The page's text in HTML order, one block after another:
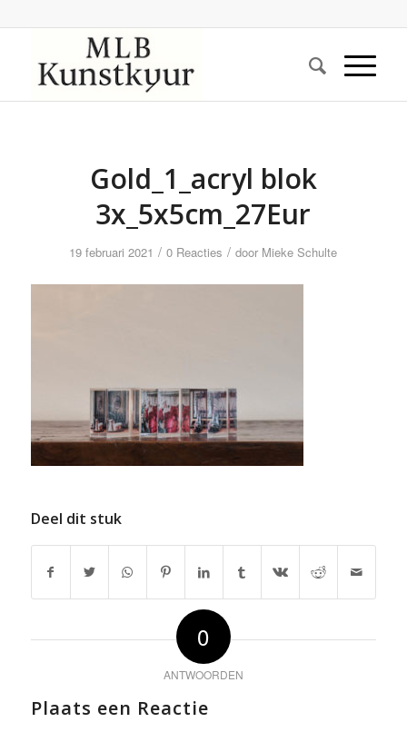
Gold_1_acryl blok
3x_5x5cm_27Eur
19 februari 2021 / 0 Reacties / door Mieke Schulte
Deel dit stuk
0
ANTWOORDEN
Plaats een Reactie